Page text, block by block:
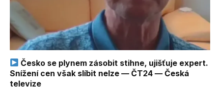
Česko se plynem zásobit stihne, ujišťuje expert.
Snížení cen však slíbit nelze — ČT24 — Česká
televize